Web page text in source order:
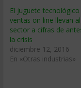
El juguete tecnológico
ventas on line llevan al
sector a cifras de
la crisis
diciembre 12, 2016
En «Otras industrias»